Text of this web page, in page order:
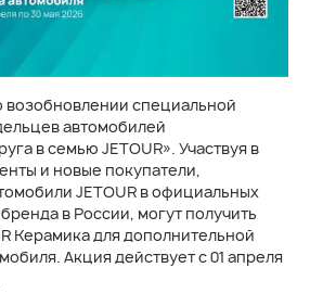
возобновлении специальной
автомобилей
в семью JETOUR». Участвуя в
и новые покупатели,
JETOUR в официальных
в России, могут получить
Керамика для дополнительной
Акция действует с 01 апреля